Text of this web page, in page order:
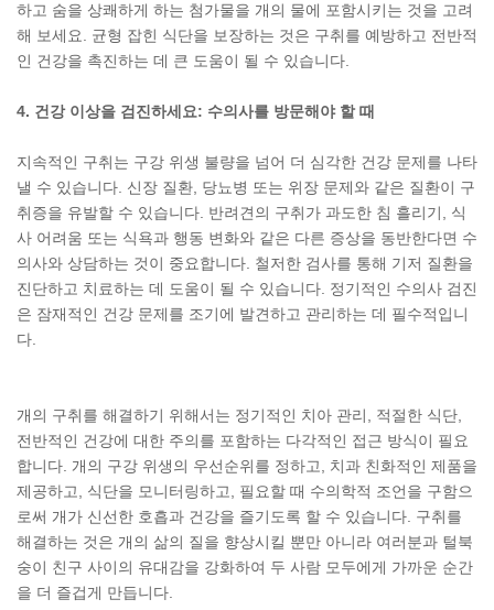
하고 숨을 상쾌하게 하는 첨가물을 개의 물에 포함시키는 것을 고려
해 보세요. 균형 잡힌 식단을 보장하는 것은 구취를 예방하고 전반적
인 건강을 촉진하는 데 큰 도움이 될 수 있습니다.
4. 건강 이상을 검진하세요: 수의사를 방문해야 할 때
지속적인 구취는 구강 위생 불량을 넘어 더 심각한 건강 문제를 나타
낼 수 있습니다. 신장 질환, 당뇨병 또는 위장 문제와 같은 질환이 구
취증을 유발할 수 있습니다. 반려견의 구취가 과도한 침 흘리기, 식
사 어려움 또는 식욕과 행동 변화와 같은 다른 증상을 동반한다면 수
의사와 상담하는 것이 중요합니다. 철저한 검사를 통해 기저 질환을
진단하고 치료하는 데 도움이 될 수 있습니다. 정기적인 수의사 검진
은 잠재적인 건강 문제를 조기에 발견하고 관리하는 데 필수적입니
다.
개의 구취를 해결하기 위해서는 정기적인 치아 관리, 적절한 식단,
전반적인 건강에 대한 주의를 포함하는 다각적인 접근 방식이 필요
합니다. 개의 구강 위생의 우선순위를 정하고, 치과 친화적인 제품을
제공하고, 식단을 모니터링하고, 필요할 때 수의학적 조언을 구함으
로써 개가 신선한 호흡과 건강을 즐기도록 할 수 있습니다. 구취를
해결하는 것은 개의 삶의 질을 향상시킬 뿐만 아니라 여러분과 털북
숭이 친구 사이의 유대감을 강화하여 두 사람 모두에게 가까운 순간
을 더 즐겁게 만듭니다.